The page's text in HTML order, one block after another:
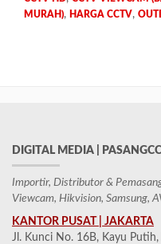
MURAH), HARGA CCTV,
DIGITAL MEDIA |
Importir, Distributor &
Viewcam, Hikvision, Samsung,
KANTOR PUSAT | JAKARTA
Jl. Kunci No. 16B, Kayu Putih,